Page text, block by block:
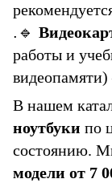
.🔹
работы и
В нашем
ноутбуки по
состоянию.
модели от 7